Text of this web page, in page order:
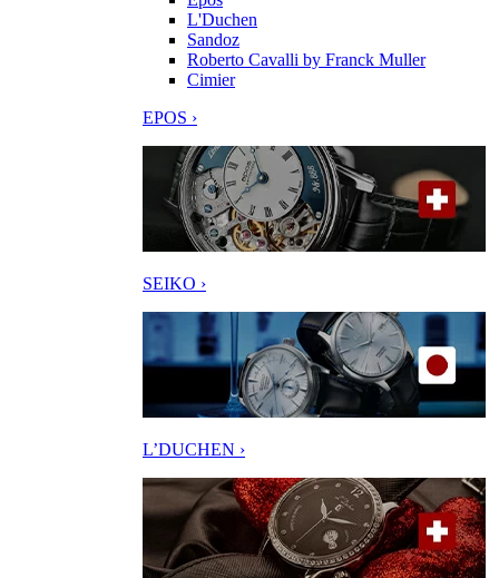
L'Duchen
Sandoz
Roberto Cavalli by Franck Muller
Cimier
EPOS ›
SEIKO ›
L’DUCHEN ›